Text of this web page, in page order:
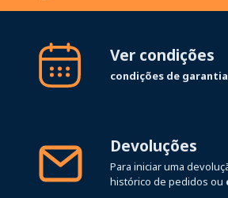
Ver condições
condições de garantia
Devoluções
Para iniciar uma
histórico de pedidos ou